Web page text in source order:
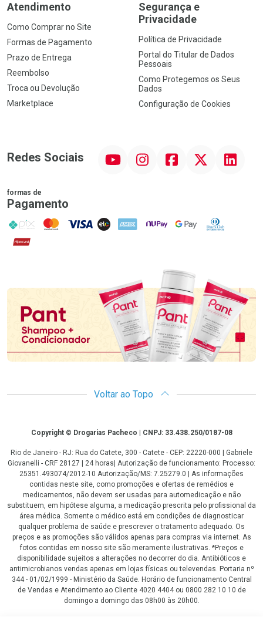
Atendimento
Como Comprar no Site
Formas de Pagamento
Prazo de Entrega
Reembolso
Troca ou Devolução
Marketplace
Segurança e
Privacidade
Política de Privacidade
Portal do Titular de Dados
Pessoais
Como Protegemos os Seus
Dados
Configuração de Cookies
Redes Sociais InstagramFacebookTwitter Linkedin
formas de
Pagamento
PIX MasterCard
VISA ELO AMEX NuPay Google PayDiners Club
Hipercard
Promoção em Destaque
Voltar ao Topo
CopyrightCopyright © Drogarias Pacheco | CNPJ: 33.438.250/0187-08
Rio de Janeiro - RJ: Rua do Catete, 300 - Catete - CEP: 22220-000 | Gabriele
Giovanelli - CRF 28127 | 24 horas| Autorização de funcionamento: Processo:
25351.493074/2012-10 Autorização/MS: 7.25279.0 | As informações
contidas neste site, como promoções e ofertas de remédios e
medicamentos, não devem ser usadas para automedicação e não
substituem, em hipótese alguma, a medicação prescrita pelo profissional da
área médica. Somente o médico está em condições de diagnosticar
qualquer problema de saúde e prescrever o tratamento adequado. Os
preços e as promoções são válidos apenas para compras via internet. As
fotos contidas em nosso site são meramente ilustrativas. *Preços e
disponibilidade sujeitos a alterações no decorrer do dia. Antibióticos e
antimicrobianos vendas apenas em lojas físicas ou televendas. Portaria nº
344 - 01/02/1999 - Ministério da Saúde. Horário de funcionamento Central
de Vendas e Atendimento ao Cliente 4020 4404 ou 0800 282 10 10 de
domingo a domingo das 08h00 às 20h00.